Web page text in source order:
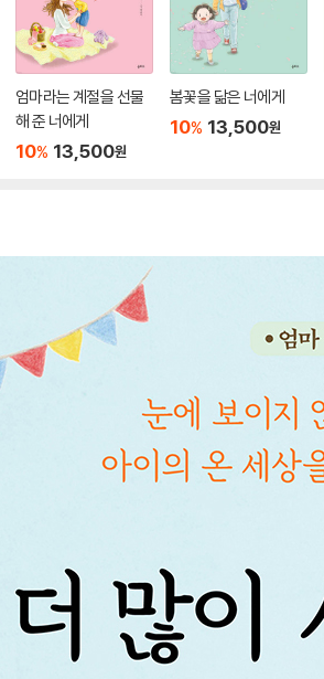
엄마라는 계절을 선물
해 준 너에게
10% 13,500원
봄꽃을 닮은 너에게
10% 13,500원